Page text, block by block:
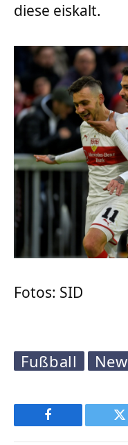
diese eiskalt.
Fotos: SID
Fußball
Facebook